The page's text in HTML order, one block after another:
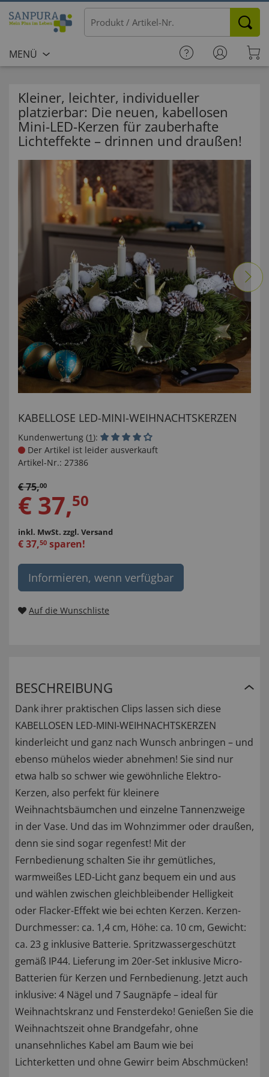
MENÜ
Kleiner, leichter, individueller
platzierbar: Die neuen, kabellosen
Mini-LED-Kerzen für zauberhafte
Lichteffekte – drinnen und draußen!
KABELLOSE LED-MINI-WEIHNACHTSKERZEN
Kundenwertung (1):
Der Artikel ist leider ausverkauft
Artikel-Nr.: 27386
€75,00
€ 37,50
inkl. MwSt. zzgl. Versand
€37,50 sparen!
Informieren, wenn verfügbar
Auf die Wunschliste
BESCHREIBUNG
Dank ihrer praktischen Clips lassen sich diese
KABELLOSEN LED-MINI-WEIHNACHTSKERZEN
kinderleicht und ganz nach Wunsch anbringen – und
ebenso mühelos wieder abnehmen! Sie sind nur
etwa halb so schwer wie gewöhnliche Elektro-
Kerzen, also perfekt für kleinere
Weihnachtsbäumchen und einzelne Tannenzweige
in der Vase. Und das im Wohnzimmer oder draußen,
denn sie sind sogar regenfest! Mit der
Fernbedienung schalten Sie ihr gemütliches,
warmweißes LED-Licht ganz bequem ein und aus
und wählen zwischen gleichbleibender Helligkeit
oder Flacker-Effekt wie bei echten Kerzen. Kerzen-
Durchmesser: ca. 1,4 cm, Höhe: ca. 10 cm, Gewicht:
ca. 23 g inklusive Batterie. Spritzwassergeschützt
gemäß IP44. Lieferung im 20er-Set inklusive Micro-
Batterien für Kerzen und Fernbedienung. Jetzt auch
inklusive: 4 Nägel und 7 Saugnäpfe – ideal für
Weihnachtskranz und Fensterdeko! Genießen Sie die
Weihnachtszeit ohne Brandgefahr, ohne
unansehnliches Kabel am Baum wie bei
Lichterketten und ohne Gewirr beim Abschmücken!